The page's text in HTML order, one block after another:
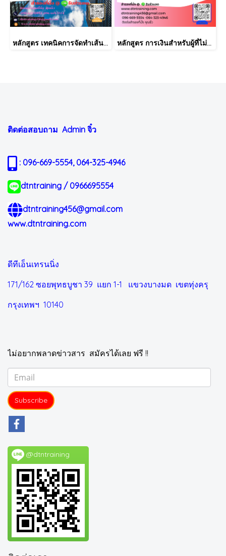
หลักสูตร เทคนิคการจัดทำเส้นทางการฝึกอบรม และการพัฒนาบุคลากร เป็นรายบุคคลอย่างเป็นระบบ Effective Training and Development Road Map & IDP Implementation หลักสูตร การเงินสำหรับผู้ที่ไม่ได้มีวิชาชีพด้านการเงิน (Finance for Non-Finance Professionals)
ติดต่อสอบถาม Admin จิ๋ว
: 096-669-5554, 064-325-4946
dtntraining / 0966695554
dtntraining456@gmail.com
www.dtntraining.com
ดีทีเอ็นเทรนนิ่ง
171/162 ซอยพุทธบูชา 39 แยก 1-1 แขวงบางมด เขตทุ่งครุ
กรุงเทพฯ 10140
ไม่อยากพลาดข่าวสาร สมัครได้เลย ฟรี !!
Subscribe
@dtntraining